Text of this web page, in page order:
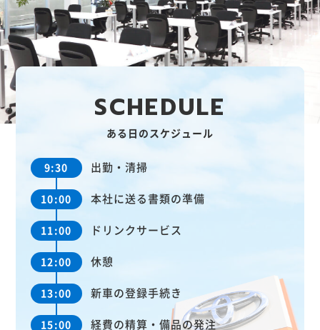
SCHEDULE
ある日のスケジュール
9:30 出勤・清掃
10:00 本社に送る書類の準備
11:00 ドリンクサービス
12:00 休憩
13:00 新車の登録手続き
15:00 経費の精算・備品の発注